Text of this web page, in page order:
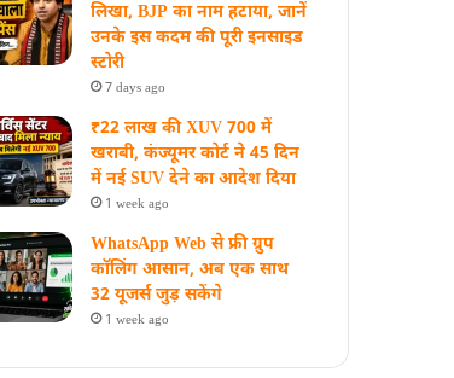
लिखा, BJP का नाम हटाया, जानें
उनके इस कदम की पूरी इनसाइड
स्‍टोरी
7 days ago
₹22 लाख की XUV 700 में
खराबी, कंज्यूमर कोर्ट ने 45 दिन
में नई SUV देने का आदेश दिया
1 week ago
WhatsApp Web से फ्री ग्रुप
कॉलिंग आसान, अब एक साथ
32 यूजर्स जुड़ सकेंगे
1 week ago